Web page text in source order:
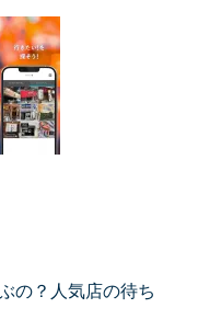
の？人気店の待ち